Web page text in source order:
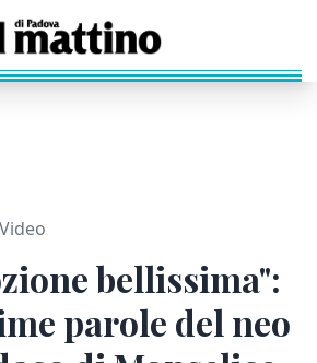
Video
bellissima":
parole del neo